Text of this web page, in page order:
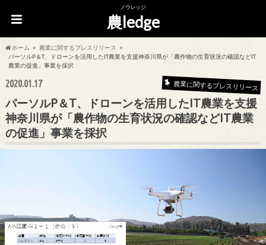
ノウレッジ
農ledge
ホーム
農業に関するプレスリリース
パーソルP＆T、ドローンを活用したIT農業を支援神奈川県が「農作物の生育状況の確認などIT
農業の促進」事業を採択
2020.01.17 農業に関するプレスリリース
パーソルP＆T、ドローンを活用したIT農業を支援
神奈川県が「農作物の生育状況の確認などIT農業
の促進」事業を採択